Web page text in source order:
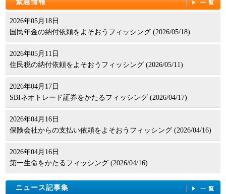
緊急情報 一覧
2026年05月18日
国民年金の納付依頼をよそおうフィッシング (2026/05/18)
2026年05月11日
住民税の納付依頼をよそおうフィッシング (2026/05/11)
2026年04月17日
SBIネオトレード証券をかたるフィッシング (2026/04/17)
2026年04月16日
保険会社からの支払い依頼をよそおうフィッシング (2026/04/16)
2026年04月16日
第一生命をかたるフィッシング (2026/04/16)
ニュース記事集 一覧